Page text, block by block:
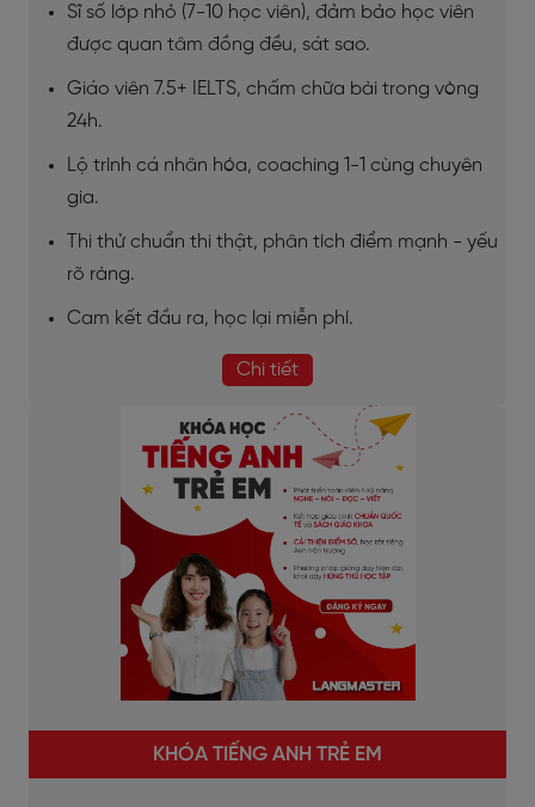
Sĩ số lớp nhỏ (7-10 học viên), đảm bảo học viên
được quan tâm đồng đều, sát sao.
Giáo viên 7.5+ IELTS, chấm chữa bài trong vòng
24h.
Lộ trình cá nhân hóa, coaching 1-1 cùng chuyên
gia.
Thi thử chuẩn thi thật, phân tích điểm mạnh - yếu
rõ ràng.
Cam kết đầu ra, học lại miễn phí.
Chi tiết
KHÓA TIẾNG ANH TRẺ EM